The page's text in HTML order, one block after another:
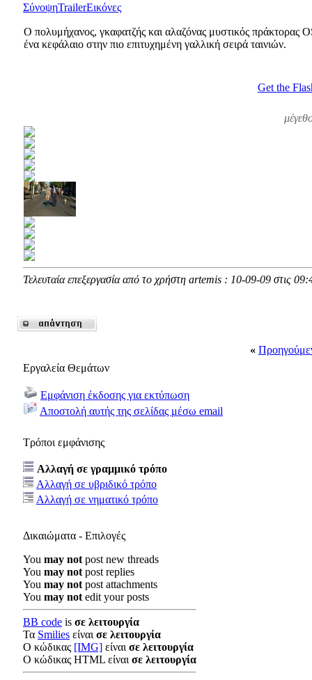
ΣύνοψηTrailerΕικόνες
Ο πολυμήχανος, γκαφατζής και αλαζόνας μυστικός πράκτορας
ένα κεφάλαιο στην πιο επιτυχημένη γαλλική σειρά ταινιών.
Get the
Τελευταία επεξεργασία από το χρήστη artemis : 10-09-09 στις
«
Εργαλεία Θεμάτων
Εμφάνιση έκδοσης για εκτύπωση
Αποστολή αυτής της σελίδας μέσω email
Τρόποι εμφάνισης
Αλλαγή σε γραμμικό τρόπο
Αλλαγή σε υβριδικό τρόπο
Αλλαγή σε νηματικό τρόπο
Δικαιώματα - Επιλογές
You may not post new threads
You may not post replies
You may not post attachments
You may not edit your posts
BB code is σε λειτουργία
Τα Smilies είναι σε λειτουργία
Ο κώδικας [IMG] είναι σε λειτουργία
Ο κώδικας HTML είναι σε λειτουργία